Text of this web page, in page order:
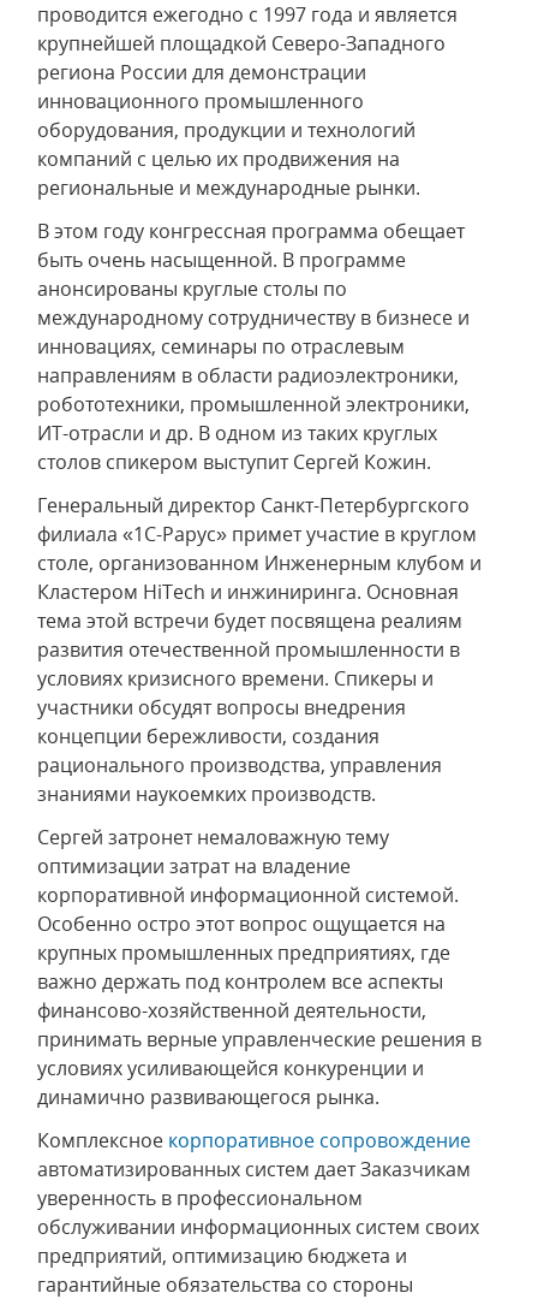
проводится ежегодно с 1997 года и является
крупнейшей площадкой Северо-Западного
региона России для демонстрации
инновационного промышленного
оборудования, продукции и технологий
компаний с целью их продвижения на
региональные и международные рынки.
В этом году конгрессная программа обещает
быть очень насыщенной. В программе
анонсированы круглые столы по
международному сотрудничеству в бизнесе и
инновациях, семинары по отраслевым
направлениям в области радиоэлектроники,
робототехники, промышленной электроники,
ИТ-отрасли и др. В одном из таких круглых
столов спикером выступит Сергей Кожин.
Генеральный директор Санкт-Петербургского
филиала «1С-Рарус» примет участие в круглом
столе, организованном Инженерным клубом и
Кластером HiTech и инжиниринга. Основная
тема этой встречи будет посвящена реалиям
развития отечественной промышленности в
условиях кризисного времени. Спикеры и
участники обсудят вопросы внедрения
концепции бережливости, создания
рационального производства, управления
знаниями наукоемких производств.
Сергей затронет немаловажную тему
оптимизации затрат на владение
корпоративной информационной системой.
Особенно остро этот вопрос ощущается на
крупных промышленных предприятиях, где
важно держать под контролем все аспекты
финансово-хозяйственной деятельности,
принимать верные управленческие решения в
условиях усиливающейся конкуренции и
динамично развивающегося рынка.
Комплексное корпоративное сопровождение
автоматизированных систем дает Заказчикам
уверенность в профессиональном
обслуживании информационных систем своих
предприятий, оптимизацию бюджета и
гарантийные обязательства со стороны